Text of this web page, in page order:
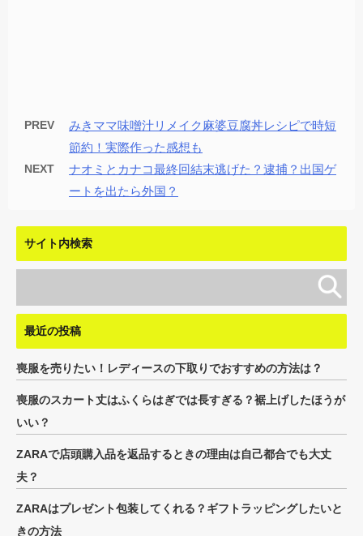
PREV
みきママ味噌汁リメイク麻婆豆腐丼レシピで時短
節約！実際作った感想も
NEXT
ナオミとカナコ最終回結末逃げた？逮捕？出国ゲ
ートを出たら外国？
サイト内検索
最近の投稿
喪服を売りたい！レディースの下取りでおすすめの方法は？
喪服のスカート丈はふくらはぎでは長すぎる？裾上げしたほうが
いい？
ZARAで店頭購入品を返品するときの理由は自己都合でも大丈
夫？
ZARAはプレゼント包装してくれる？ギフトラッピングしたいと
きの方法